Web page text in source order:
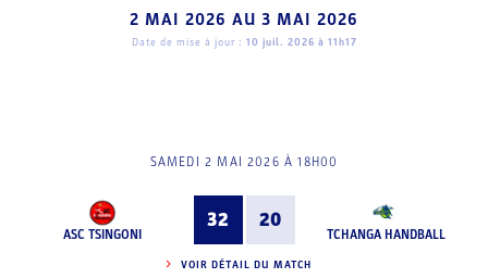
2 MAI 2026 AU 3 MAI 2026
Date de mise à jour : 10 juil. 2026 à 11h17
SAMEDI 2 MAI 2026 À 18H00
ASC TSINGONI
32 20
TCHANGA HANDBALL
VOIR DÉTAIL DU MATCH